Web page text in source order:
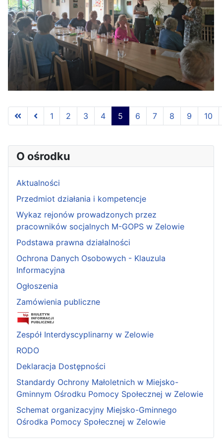
Strona 5 z 145
1 2 3 4 5 6 7 8 9 10
O ośrodku
Aktualności
Przedmiot działania i kompetencje
Wykaz rejonów prowadzonych przez
pracowników socjalnych M-GOPS w Zelowie
Podstawa prawna działalności
Ochrona Danych Osobowych - Klauzula
Informacyjna
Ogłoszenia
Zamówienia publiczne
Zespół Interdyscyplinarny w Zelowie
RODO
Deklaracja Dostępności
Standardy Ochrony Małoletnich w Miejsko-
Gminnym Ośrodku Pomocy Społecznej w Zelowie
Schemat organizacyjny Miejsko-Gminnego
Ośrodka Pomocy Społecznej w Zelowie